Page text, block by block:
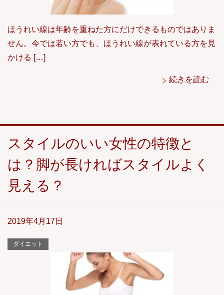
ほうれい線は年齢を重ねた方にだけできるものではありま
せん。今では若い方でも、ほうれい線が表れている方を見
かける […]
続きを読む
スタイルのいい女性の特徴と
は？脚が長ければスタイルよく
見える？
2019年4月17日
ダイエット